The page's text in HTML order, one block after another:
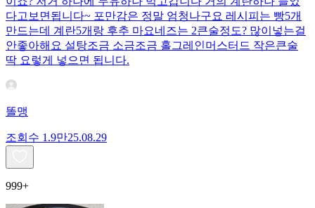
다고보면됩니다~ 포만감은 정말 엄청나구요 레시피는 빵5개
만드는데 계란5개랑 후추 마요네즈는 2큰술정도? 많이넣는걸
안좋아해요 설탕조금 소금조금 홀그레인머스터드 작은큰술
딱 요렇게 넣으면 됩니다.
똘맹
조회수 1.9만25.08.29
999+